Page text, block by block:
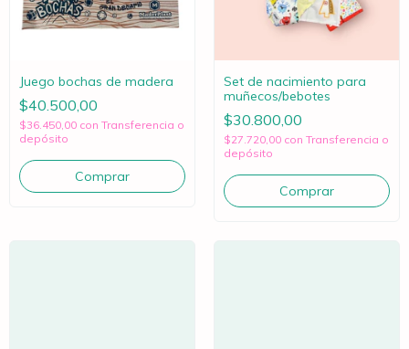
Juego bochas de madera
$40.500,00
$36.450,00 con Transferencia o
depósito
Set de nacimiento para
muñecos/bebotes
$30.800,00
$27.720,00 con Transferencia o
depósito